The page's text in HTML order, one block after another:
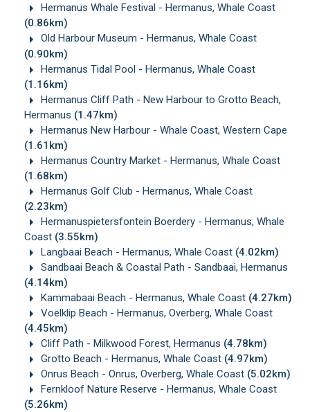
Hermanus Whale Festival - Hermanus, Whale Coast
(0.86km)
Old Harbour Museum - Hermanus, Whale Coast
(0.90km)
Hermanus Tidal Pool - Hermanus, Whale Coast
(1.16km)
Hermanus Cliff Path - New Harbour to Grotto Beach,
Hermanus (1.47km)
Hermanus New Harbour - Whale Coast, Western Cape
(1.61km)
Hermanus Country Market - Hermanus, Whale Coast
(1.68km)
Hermanus Golf Club - Hermanus, Whale Coast
(2.23km)
Hermanuspietersfontein Boerdery - Hermanus, Whale
Coast (3.55km)
Langbaai Beach - Hermanus, Whale Coast (4.02km)
Sandbaai Beach & Coastal Path - Sandbaai, Hermanus
(4.14km)
Kammabaai Beach - Hermanus, Whale Coast (4.27km)
Voelklip Beach - Hermanus, Overberg, Whale Coast
(4.45km)
Cliff Path - Milkwood Forest, Hermanus (4.78km)
Grotto Beach - Hermanus, Whale Coast (4.97km)
Onrus Beach - Onrus, Overberg, Whale Coast (5.02km)
Fernkloof Nature Reserve - Hermanus, Whale Coast
(5.26km)